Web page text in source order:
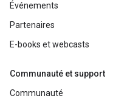
Événements
Partenaires
E-books et webcasts
Communauté et support
Communauté